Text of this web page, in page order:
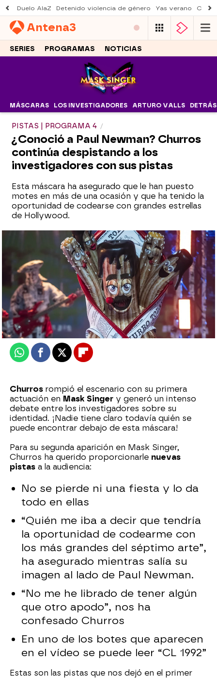
Duelo AlaZ Detenido violencia de género Yas verano
Antena3
SERIES PROGRAMAS NOTICIAS
MÁSCARAS LOS INVESTIGADORES ARTURO VALLS
PISTAS | PROGRAMA 4
¿Conoció a Paul Newman? Churros
continúa despistando a los
investigadores con sus pistas
Esta máscara ha asegurado que le han puesto
motes en más de una ocasión y que ha tenido la
oportunidad de codearse con grandes estrellas
de Hollywood.
Patri Bea
Publicado: 14 de noviembre de 2024, 00:41
WhatsappFacebook
X Flipboard
Churros rompió el escenario con su primera
actuación en Mask Singer y generó un intenso
debate entre los investigadores sobre su
identidad. ¡Nadie tiene claro todavía quién se
puede encontrar debajo de esta máscara!
Para su segunda aparición en Mask Singer,
Churros ha querido proporcionarle nuevas
pistas a la audiencia:
No se pierde ni una fiesta y lo da
todo en ellas
“Quién me iba a decir que tendría
la oportunidad de codearme con
los más grandes del séptimo arte”,
ha asegurado mientras salía su
imagen al lado de Paul Newman.
“No me he librado de tener algún
que otro apodo”, nos ha
confesado Churros
En uno de los botes que aparecen
en el vídeo se puede leer “CL 1992”
Estas son las pistas que nos dejó en el primer